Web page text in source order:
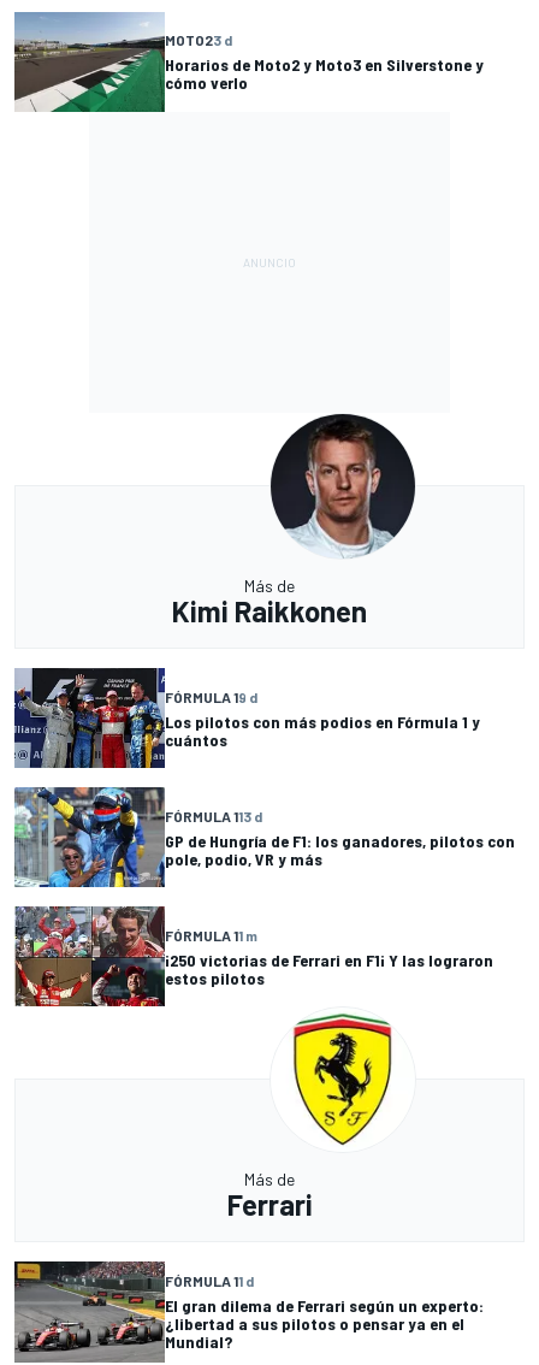
MOTO23 d
Horarios de Moto2 y Moto3 en Silverstone y
cómo verlo
Más de
Kimi Raikkonen
FÓRMULA 19 d
Los pilotos con más podios en Fórmula 1 y
cuántos
FÓRMULA 113 d
GP de Hungría de F1: los ganadores, pilotos con
pole, podio, VR y más
FÓRMULA 11 m
¡250 victorias de Ferrari en F1¡ Y las lograron
estos pilotos
Más de
Ferrari
FÓRMULA 11 d
El gran dilema de Ferrari según un experto:
¿libertad a sus pilotos o pensar ya en el
Mundial?